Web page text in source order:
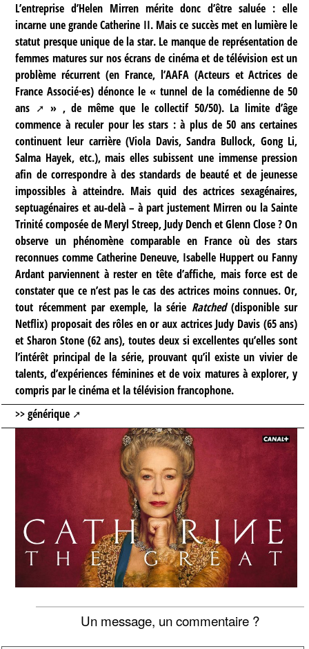
L’entreprise d’Helen Mirren mérite donc d’être saluée : elle
incarne une grande Catherine II. Mais ce succès met en lumière le
statut presque unique de la star. Le manque de représentation de
femmes matures sur nos écrans de cinéma et de télévision est un
problème récurrent (en France, l’AAFA (Acteurs et Actrices de
France Associé·es) dénonce le « tunnel de la comédienne de 50
ans
» , de même que le collectif 50/50). La limite d’âge
commence à reculer pour les stars : à plus de 50 ans certaines
continuent leur carrière (Viola Davis, Sandra Bullock, Gong Li,
Salma Hayek, etc.), mais elles subissent une immense pression
afin de correspondre à des standards de beauté et de jeunesse
impossibles à atteindre. Mais quid des actrices sexagénaires,
septuagénaires et au-delà – à part justement Mirren ou la Sainte
Trinité composée de Meryl Streep, Judy Dench et Glenn Close ? On
observe un phénomène comparable en France où des stars
reconnues comme Catherine Deneuve, Isabelle Huppert ou Fanny
Ardant parviennent à rester en tête d’affiche, mais force est de
constater que ce n’est pas le cas des actrices moins connues. Or,
tout récemment par exemple, la série Ratched (disponible sur
Netflix) proposait des rôles en or aux actrices Judy Davis (65 ans)
et Sharon Stone (62 ans), toutes deux si excellentes qu’elles sont
l’intérêt principal de la série, prouvant qu’il existe un vivier de
talents, d’expériences féminines et de voix matures à explorer, y
compris par le cinéma et la télévision francophone.
>>générique
Un message, un commentaire ?